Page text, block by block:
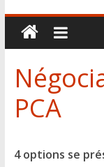
PCA
4 options se